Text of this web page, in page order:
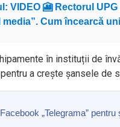
VIDEO 🎦 Rectorul
Cum încearcă
în instituții de
a crește șansele de
„Telegrama”